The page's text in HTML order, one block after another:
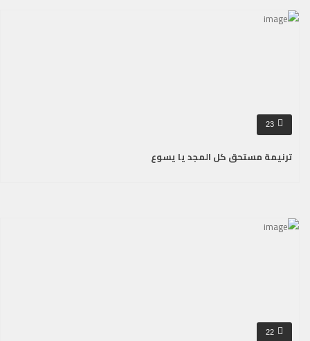
23
ترنيمة مستحق كل المجد يا يسوع
22